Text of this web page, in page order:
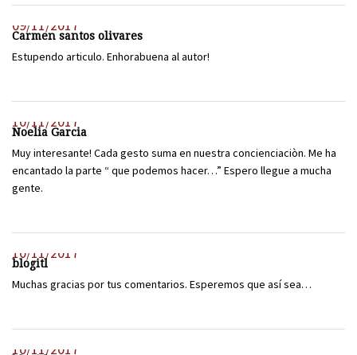
09/11/2017
Carmen santos olivares
Estupendo articulo. Enhorabuena al autor!
10/11/2017
Noelia Garcia
Muy interesante! Cada gesto suma en nuestra concienciaciòn. Me ha
encantado la parte “ que podemos hacer…” Espero llegue a mucha
gente.
10/11/2017
blogitl
Muchas gracias por tus comentarios. Esperemos que así sea…
10/11/2017